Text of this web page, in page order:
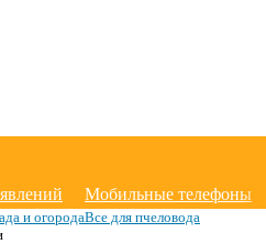
Мобильные телефоны
и огородаВсе для пчеловода